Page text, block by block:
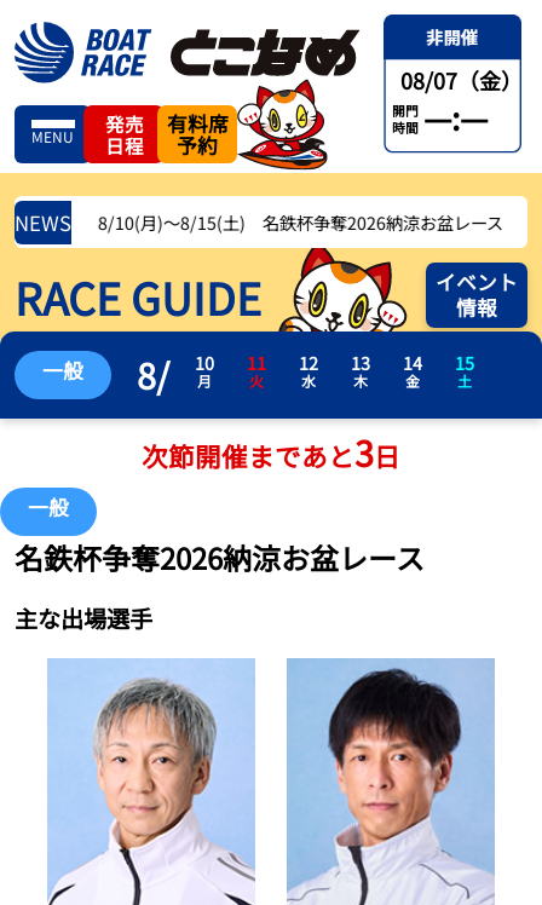
MENU
発売
日程
有料席
予約
08/07（金）
開門
時間 —:—
NEWS8/10(月)〜8/15(土) 名鉄杯争奪2026納涼お盆レース
RACE GUIDE
イベント
情報
一般 8/ 10
月
11
火
12
水
13
木
14
金
15
土
次節開催まであと3日
一般
名鉄杯争奪2026納涼お盆レース
主な出場選手